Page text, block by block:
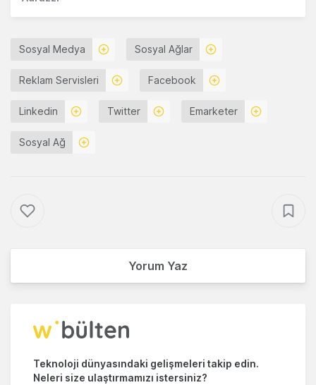
Sosyal Medya Sosyal Ağlar
Reklam Servisleri Facebook
Linkedin Twitter Emarketer
Sosyal Ağ
Yorum Yaz
Teknoloji dünyasındaki gelişmeleri takip edin.
Neleri size ulaştırmamızı istersiniz?